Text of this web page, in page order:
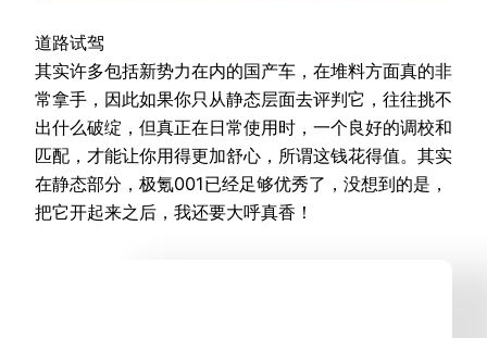
道路试驾
其实许多包括新势力在内的国产车，在堆料方面真的非
常拿手，因此如果你只从静态层面去评判它，往往挑不
出什么破绽，但真正在日常使用时，一个良好的调校和
匹配，才能让你用得更加舒心，所谓这钱花得值。其实
在静态部分，极氪001已经足够优秀了，没想到的是，
把它开起来之后，我还要大呼真香！